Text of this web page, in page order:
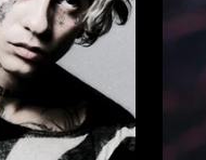
Privacy
Policy